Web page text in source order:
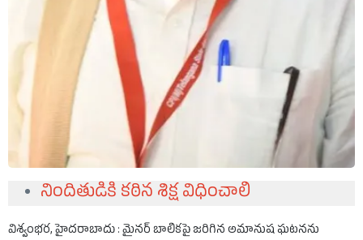
నిందితుడికి కఠిన శిక్ష విధించాలి
విశ్వంభర, హైదరాబాదు : మైనర్ బాలికపై జరిగిన అమానుష ఘటనను